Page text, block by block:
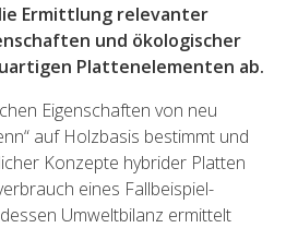
Ermittlung relevanter
und ökologischer
Plattenelementen ab.
Eigenschaften von neu
auf Holzbasis bestimmt und
Konzepte hybrider Platten
eines Fallbeispiel-
Umweltbilanz ermittelt